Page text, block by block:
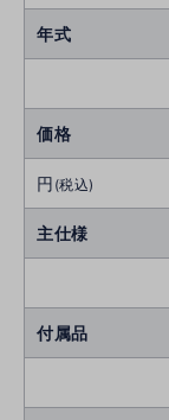
年式
価格
円 (税込)
主仕様
付属品